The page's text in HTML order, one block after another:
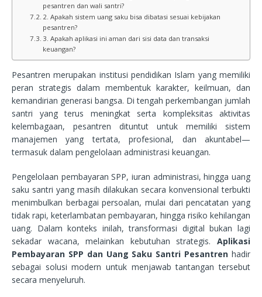
pesantren dan wali santri?
2. Apakah sistem uang saku bisa dibatasi sesuai kebijakan
pesantren?
3. Apakah aplikasi ini aman dari sisi data dan transaksi
keuangan?
Pesantren merupakan institusi pendidikan Islam yang memiliki
peran strategis dalam membentuk karakter, keilmuan, dan
kemandirian generasi bangsa. Di tengah perkembangan jumlah
santri yang terus meningkat serta kompleksitas aktivitas
kelembagaan, pesantren dituntut untuk memiliki sistem
manajemen yang tertata, profesional, dan akuntabel—
termasuk dalam pengelolaan administrasi keuangan.
Pengelolaan pembayaran SPP, iuran administrasi, hingga uang
saku santri yang masih dilakukan secara konvensional terbukti
menimbulkan berbagai persoalan, mulai dari pencatatan yang
tidak rapi, keterlambatan pembayaran, hingga risiko kehilangan
uang. Dalam konteks inilah, transformasi digital bukan lagi
sekadar wacana, melainkan kebutuhan strategis. Aplikasi
Pembayaran SPP dan Uang Saku Santri Pesantren hadir
sebagai solusi modern untuk menjawab tantangan tersebut
secara menyeluruh.